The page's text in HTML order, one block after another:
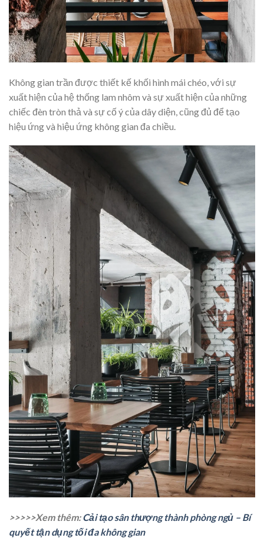
Không gian trần được thiết kế khối hình mái chéo, với sự
xuất hiện của hệ thống lam nhôm và sự xuất hiện của những
chiếc đèn tròn thả và sự cố ý của dây diện, cũng đủ để tạo
hiệu ứng và hiệu ứng không gian đa chiều.
>>>>>Xem thêm:Cải tạo sân thượng thành phòng ngủ – Bí
quyết tận dụng tối đa không gian